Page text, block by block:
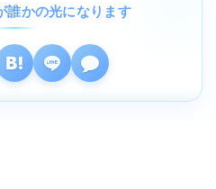
誰かの光になります